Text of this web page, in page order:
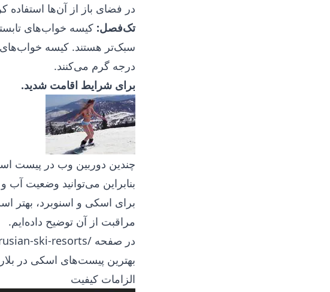
در فضای باز از آن‌ها استفاده
تک‌فصل: کیسه خواب‌های
درجه گرم می‌کنند.
برای شرایط اقامت شدید.
چندین دوربین وب در پیست
بنابراین می‌توانید وضعیتآب
برای اسکی و اسنوبرد، بهتر
مراقبت از آن توضیح داده‌ایم.
در صفحه /fa/mountains/skiing-snowboarding/belarusian-ski-resorts/
بهترین پیست‌های اسکی در
الزامات کیفیت